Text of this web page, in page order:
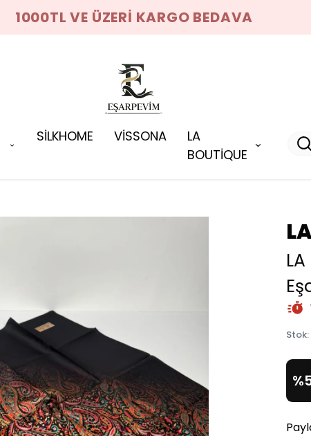
1000TL VE ÜZERİ KARGO BEDAVA
SİLKHOME VİSSONA
LA
BOUTİQUE
Stok:
%